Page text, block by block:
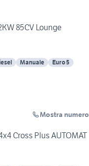
85CV Lounge
Manuale Euro 5
Mostra numero
Cross Plus AUTOMAT